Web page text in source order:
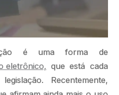
é uma forma de
eletrônico, que está cada
Recentemente,